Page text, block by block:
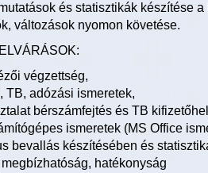
és statisztikák készítése
változások nyomon követése.
végzettség,
TB, adózási ismeretek,
bérszámfejtés és TB
ismeretek (MS Office
bevallás készítésében és
hatékonyság